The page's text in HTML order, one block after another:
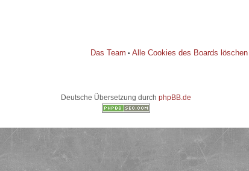
Das Team • Alle Cookies des Boards löschen
Deutsche Übersetzung durch phpBB.de